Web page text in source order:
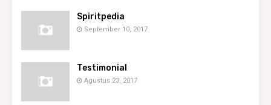
Spiritpedia
September 10, 2017
Testimonial
Agustus 23, 2017